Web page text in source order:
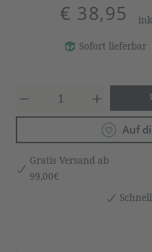
€ 38,95
Sofort lieferbar
Auf
Gratis Versand ab
99,00€